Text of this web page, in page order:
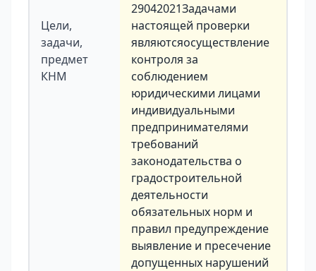
Цели,
задачи,
предмет
КНМ
29042021Задачами
настоящей проверки
являютсяосуществление
контроля за
соблюдением
юридическими лицами
индивидуальными
предпринимателями
требований
законодательства о
градостроительной
деятельности
обязательных норм и
правил предупреждение
выявление и пресечение
допущенных нарушений